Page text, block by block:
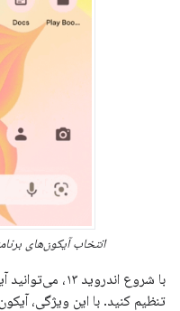
انتخاب آیکون‌های
با شروع اندروید
تنظیم کنید. با این ویژگی،